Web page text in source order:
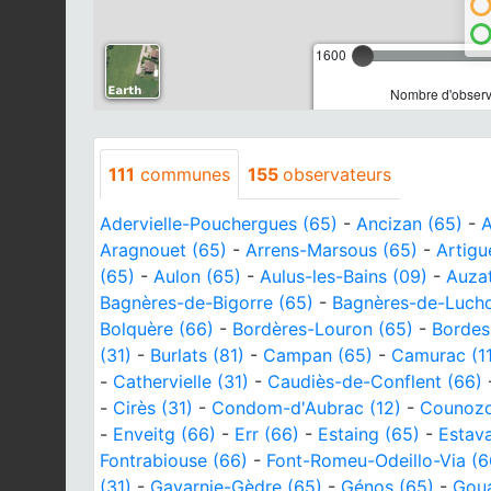
1600
Nombre
111 communes 155 observateurs
Adervielle-Pouchergues (65) - Ancizan (65) -
Aragnouet (65) - Arrens-Marsous (65) -
(65) - Aulon (65) - Aulus-les-Bains (09) -
Bagnères-de-Bigorre (65) - Bagnères-de-
Bolquère (66) - Bordères-Louron (65) -
(31) - Burlats (81) - Campan (65) - Camurac
- Cathervielle (31) - Caudiès-de-Conflent (66)
- Cirès (31) - Condom-d'Aubrac (12) -
- Enveitg (66) - Err (66) - Estaing (65) -
Fontrabiouse (66) - Font-Romeu-Odeillo-Via
(31) - Gavarnie-Gèdre (65) - Génos (65) -